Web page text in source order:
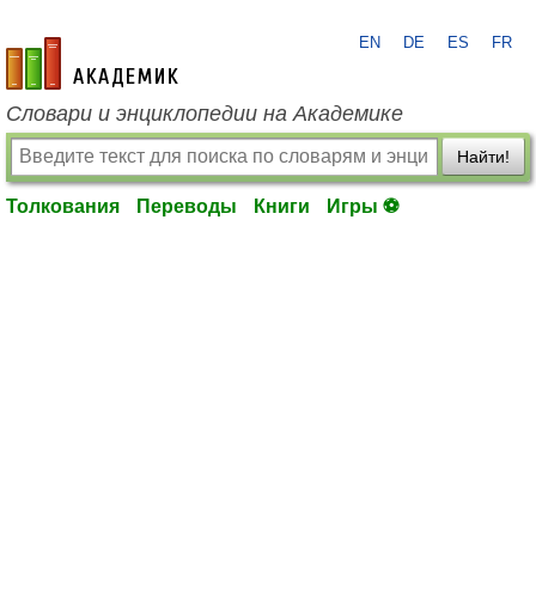
academic.ru
EN DE ES FR
Словари и энциклопедии на Академике
Найти!
Толкования Переводы Книги Игры ⚽